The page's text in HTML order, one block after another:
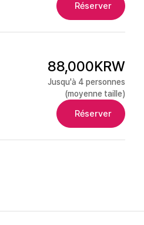
Réserver
88,000KRW
Jusqu'à 4 personnes
(moyenne taille)
Réserver